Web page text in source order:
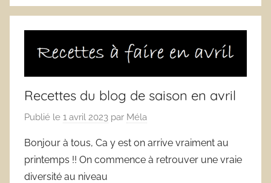
Recettes du blog de saison en avril
Publié le 1 avril 2023 par Méla
Bonjour à tous, Ca y est on arrive vraiment au
printemps !! On commence à retrouver une vraie
diversité au niveau